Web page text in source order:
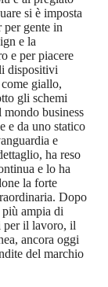
si è imposta
per gente in
e la
e per piacere
dispositivi
giallo,
gli schemi
business
e da uno statico
e
ha reso
e lo ha
la forte
Dopo
più ampia di
per il lavoro, il
ancora oggi
del marchio